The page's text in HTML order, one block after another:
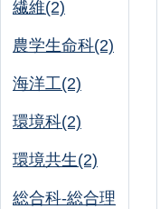
繊維(2)
農学生命科(2)
海洋工(2)
環境科(2)
環境共生(2)
総合科-総合理